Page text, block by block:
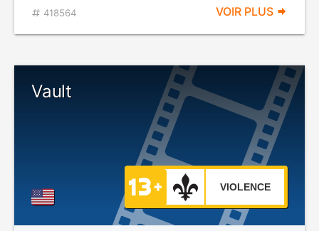
418564 VOIR PLUS
Vault
VIOLENCE